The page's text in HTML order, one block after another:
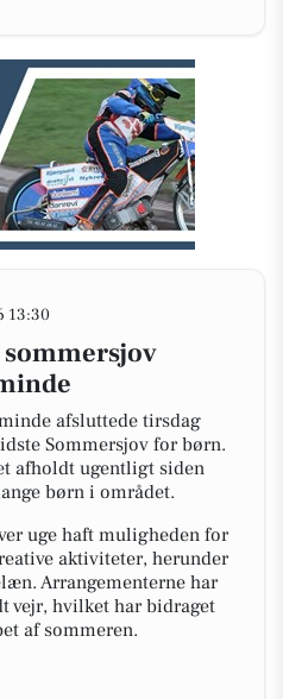
13:30
afsluttede tirsdag
Sommersjov for børn.
afholdt ugentligt siden
børn i området.
uge haft muligheden for
aktiviteter, herunder
Arrangementerne har
vejr, hvilket har bidraget
af sommeren.